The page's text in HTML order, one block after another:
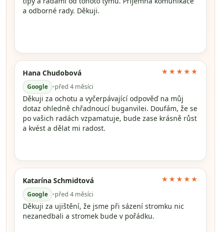
a odborné rady. Děkuji.
Hana Chudobová
Google •před 4 měsíci
★★★★★
Děkuji za ochotu a vyčerpávající odpověď na můj
dotaz ohledně chřadnoucí buganvilei. Doufám, že se
po vašich radách vzpamatuje, bude zase krásně růst
a kvést a dělat mi radost.
Katarína Schmidtová
Google •před 4 měsíci
★★★★★
Děkuji za ujištění, že jsme při sázení stromku nic
nezanedbali a stromek bude v pořádku.